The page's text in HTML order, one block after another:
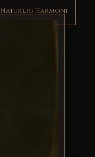
Naturlig Harmoni